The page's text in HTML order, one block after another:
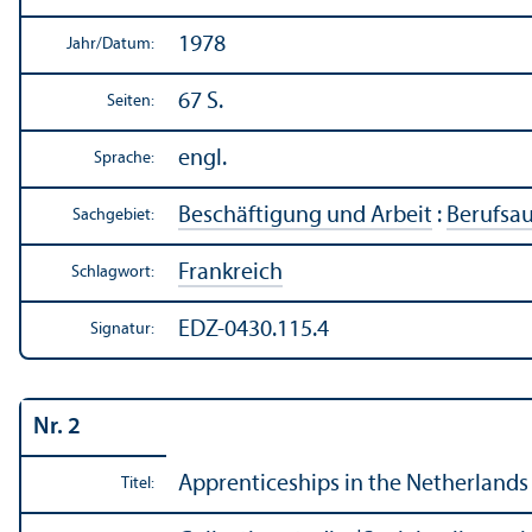
Jahr/Datum: 1978
Seiten: 67 S.
Sprache: engl.
Sachgebiet: Beschäftigung und Arbeit :
Schlagwort: Frankreich
Signatur: EDZ-0430.115.4
Nr. 2
Titel: Apprentice­ships in the Netherlands